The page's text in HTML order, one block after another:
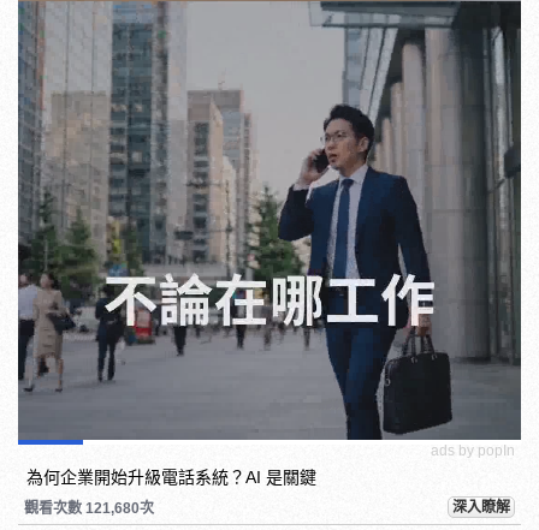
ads by popIn
為何企業開始升級電話系統？AI 是關鍵
觀看次數 121,680次 深入瞭解